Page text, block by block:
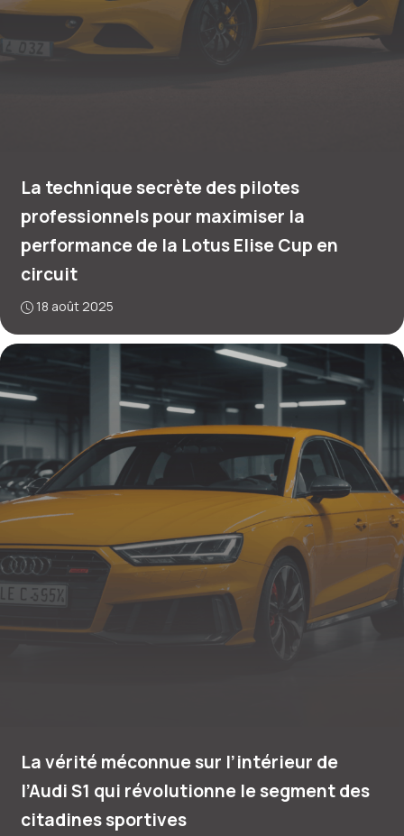
La technique secrète des pilotes
professionnels pour maximiser la
performance de la Lotus Elise Cup en
circuit
18 août 2025
La vérité méconnue sur l’intérieur de
l’Audi S1 qui révolutionne le segment des
citadines sportives